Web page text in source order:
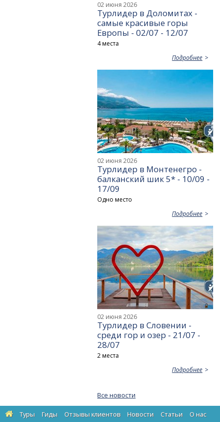
02 июня 2026
Турлидер в Доломитах -
самые красивые горы
Европы - 02/07 - 12/07
4 места
Подробнее
02 июня 2026
Турлидер в Монтенегро -
балканский шик 5* - 10/09 -
17/09
Одно место
Подробнее
02 июня 2026
Турлидер в Словении -
среди гор и озер - 21/07 -
28/07
2 места
Подробнее
Все новости
Туры Гиды Отзывы клиентов Новости Статьи О нас